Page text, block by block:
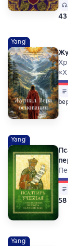
Yangi
Yangi
Yangi